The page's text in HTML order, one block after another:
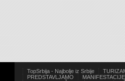
TopSrbija - Najbolje iz Srbije
PREDSTAVLJAMO
MANIFESTACIJE